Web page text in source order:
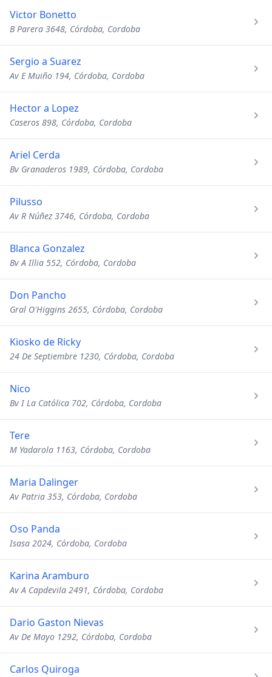
Victor Bonetto
B Parera 3648, Córdoba, Cordoba
Sergio a Suarez
Av E Muiño 194, Córdoba, Cordoba
Hector a Lopez
Caseros 898, Córdoba, Cordoba
Ariel Cerda
Bv Granaderos 1989, Córdoba, Cordoba
Pilusso
Av R Núñez 3746, Córdoba, Cordoba
Blanca Gonzalez
Bv A Illia 552, Córdoba, Cordoba
Don Pancho
Gral O'Higgins 2655, Córdoba, Cordoba
Kiosko de Ricky
24 De Septiembre 1230, Córdoba, Cordoba
Nico
Bv I La Católica 702, Córdoba, Cordoba
Tere
M Yadarola 1163, Córdoba, Cordoba
Maria Dalinger
Av Patria 353, Córdoba, Cordoba
Oso Panda
Isasa 2024, Córdoba, Cordoba
Karina Aramburo
Av A Capdevila 2491, Córdoba, Cordoba
Dario Gaston Nievas
Av De Mayo 1292, Córdoba, Cordoba
Carlos Quiroga